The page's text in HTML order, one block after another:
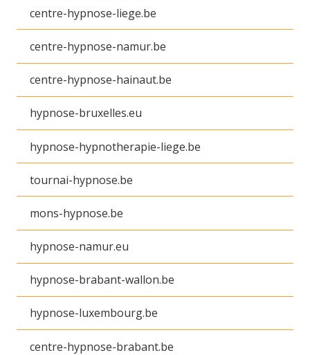
centre-hypnose-liege.be
centre-hypnose-namur.be
centre-hypnose-hainaut.be
hypnose-bruxelles.eu
hypnose-hypnotherapie-liege.be
tournai-hypnose.be
mons-hypnose.be
hypnose-namur.eu
hypnose-brabant-wallon.be
hypnose-luxembourg.be
centre-hypnose-brabant.be